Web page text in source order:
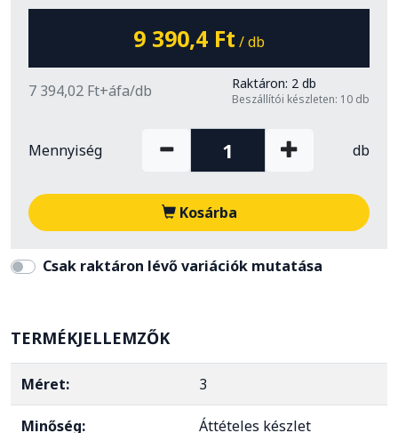
9 390,4 Ft / db
7 394,02 Ft+áfa/db Raktáron: 2 db
Beszállítói készleten: 10 db
Mennyiség db
Kosárba
Csak raktáron lévő variációk mutatása
TERMÉKJELLEMZŐK
Méret: 3
Minőség: Áttételes készlet